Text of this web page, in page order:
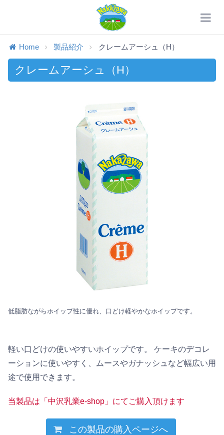
Home 製品紹介 クレームアーシュ（H）
クレームアーシュ（H）
低脂肪ながらホイップ性に優れ、口どけ軽やかなホイップです。
軽い口どけの使いやすいホイップです。 ケーキのデコレ
ーションに使いやすく、ムースやガナッシュなど幅広い用
途で使用できます。
当製品は「中沢乳業e-shop」にてご購入頂けます
この製品の購入ページへ